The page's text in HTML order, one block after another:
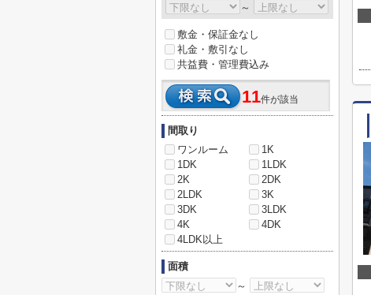
～
敷金・保証金なし
礼金・敷引なし
共益費・管理費込み
11件が該当
間取り
ワンルーム
1K
1DK
1LDK
2K
2DK
2LDK
3K
3DK
3LDK
4K
4DK
4LDK以上
面積
～